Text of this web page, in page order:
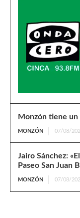
Monzón tiene un
MONZÓN 07/08/
Jairo Sánchez:
Paseo San Juan
MONZÓN 07/08/